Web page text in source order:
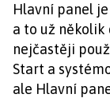
Hlavní panel
a to už několik
nejčastěji
Start a
ale Hlavní